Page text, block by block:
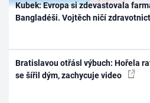
Kubek: Evropa si zdevastovala
Bangladéši. Vojtěch ničí
Bratislavou otřásl výbuch: Hořela
se šířil dým, zachycuje video